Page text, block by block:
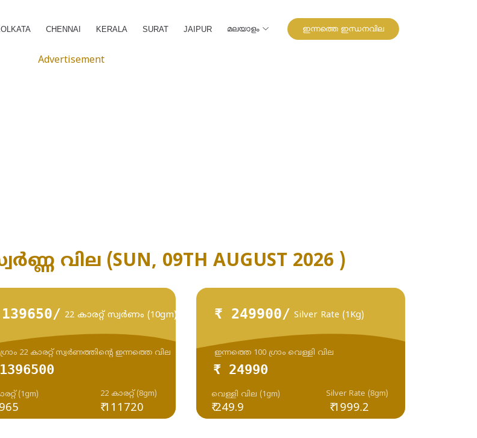
CHENNAI KERALA SURAT JAIPUR മലയാളം ഇന്നത്തെ ഇന്ധനവില
Advertisement
വില (SUN, 09TH AUGUST 2026 )
22 കാരറ്റ് സ്വർണം (10gm)
(1gm) 22 കാരറ്റ് (8gm)
ഗ്രാം 22 കാരറ്റ് സ്വർണത്തിന്റെ ഇന്നത്തെ വില
₹ 111720
₹ 249900/ Silver Rate (1Kg)
₹ 24990
₹ 249.9
വെള്ളി വില (1gm) Silver Rate (8gm)
ഇന്നത്തെ 100 ഗ്രാം വെള്ളി വില
₹ 1999.2